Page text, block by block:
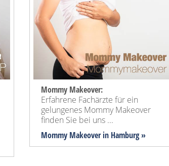
Mommy Makeover:
Erfahrene Fachärzte für ein
gelungenes Mommy Makeover
finden Sie bei uns ...
Mommy Makeoverin Hamburg »